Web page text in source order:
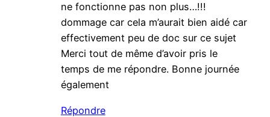
ne fonctionne pas non plus…!!!
dommage car cela m’aurait bien aidé car
effectivement peu de doc sur ce sujet
Merci tout de même d’avoir pris le
temps de me répondre. Bonne journée
également
Répondre